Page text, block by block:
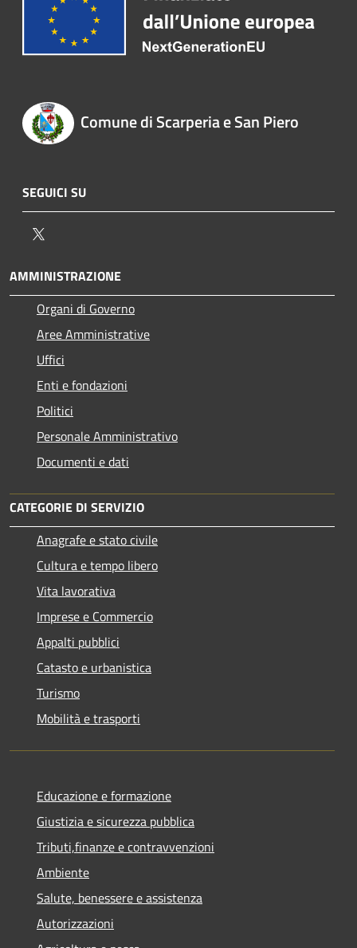
Comune di Scarperia e San Piero
SEGUICI SU
AMMINISTRAZIONE
Organi di Governo
Aree Amministrative
Uffici
Enti e fondazioni
Politici
Personale Amministrativo
Documenti e dati
CATEGORIE DI SERVIZIO
Anagrafe e stato civile
Cultura e tempo libero
Vita lavorativa
Imprese e Commercio
Appalti pubblici
Catasto e urbanistica
Turismo
Mobilità e trasporti
Educazione e formazione
Giustizia e sicurezza pubblica
Tributi,finanze e contravvenzioni
Ambiente
Salute, benessere e assistenza
Autorizzazioni